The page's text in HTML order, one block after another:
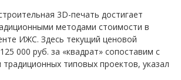
3D-печать достигает
методами стоимости в
ИЖС. Здесь текущий ценовой
000 руб. за «квадрат» сопоставим с
типовых проектов, указал